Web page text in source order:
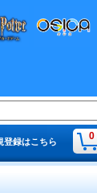
0
登録はこちら